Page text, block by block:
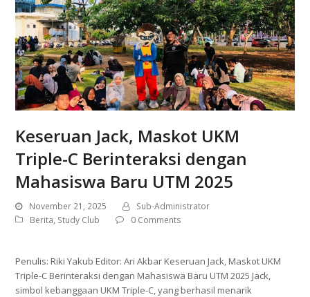
Keseruan Jack, Maskot UKM
Triple-C Berinteraksi dengan
Mahasiswa Baru UTM 2025
November 21, 2025
Sub-Administrator
Berita, Study Club 0 Comments
Penulis: Riki Yakub Editor: Ari Akbar Keseruan Jack, Maskot UKM
Triple-C Berinteraksi dengan Mahasiswa Baru UTM 2025 Jack,
simbol kebanggaan UKM Triple-C, yang berhasil menarik